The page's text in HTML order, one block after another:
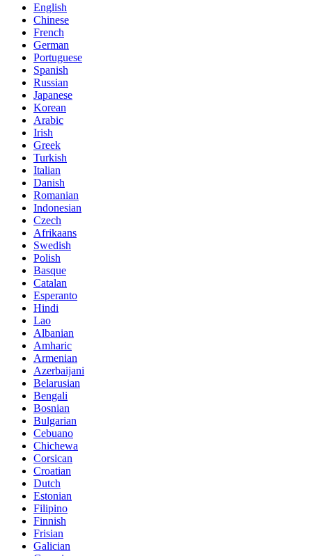
English
Chinese
French
German
Portuguese
Spanish
Russian
Japanese
Korean
Arabic
Irish
Greek
Turkish
Italian
Danish
Romanian
Indonesian
Czech
Afrikaans
Swedish
Polish
Basque
Catalan
Esperanto
Hindi
Lao
Albanian
Amharic
Armenian
Azerbaijani
Belarusian
Bengali
Bosnian
Bulgarian
Cebuano
Chichewa
Corsican
Croatian
Dutch
Estonian
Filipino
Finnish
Frisian
Galician